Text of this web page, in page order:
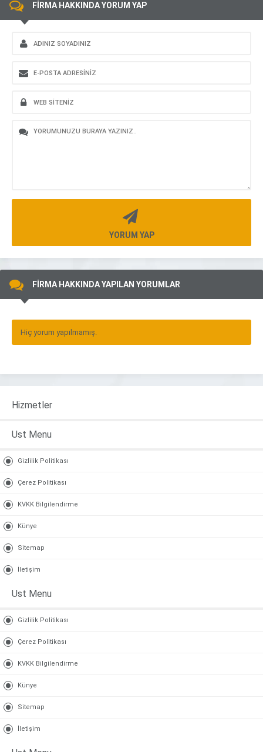
FİRMA HAKKINDA YORUM YAP
YORUM YAP
FİRMA HAKKINDA YAPILAN YORUMLAR
Hiç yorum yapılmamış.
Hizmetler
Ust Menu
Gizlilik Politikası
Çerez Politikası
KVKK Bilgilendirme
Künye
Sitemap
İletişim
Ust Menu
Gizlilik Politikası
Çerez Politikası
KVKK Bilgilendirme
Künye
Sitemap
İletişim